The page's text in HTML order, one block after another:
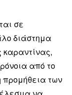
σε
διάστημα
καραντίνας,
από το
προμήθεια των